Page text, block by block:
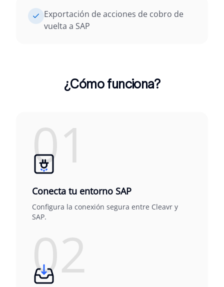
Exportación de acciones de cobro de
vuelta a SAP
¿Cómo funciona?
01
Conecta tu entorno SAP
Configura la conexión segura entre Cleavr y
SAP.
02